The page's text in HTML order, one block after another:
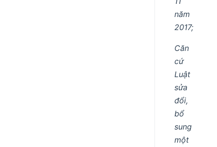
năm
2017;
Căn
cứ
Luật
sửa
đổi,
bổ
sung
một